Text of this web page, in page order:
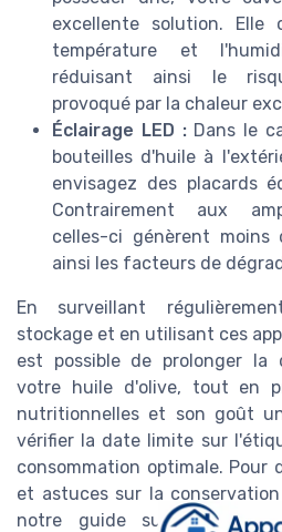
excellente solution.
température et
réduisant ainsi le
provoqué par la chaleur
Éclairage LED :Dans le
bouteilles d'huile à
envisagez des placards
Contrairement aux
celles-ci génèrent moins
ainsi les facteurs de
En surveillant
stockage et en utilisant ces
est possible de prolonger la
votre huile d'olive, tout en
nutritionnelles et son goût
vérifier la date limite sur
consommation optimale. Pour
et astuces sur la
notre guide sur les